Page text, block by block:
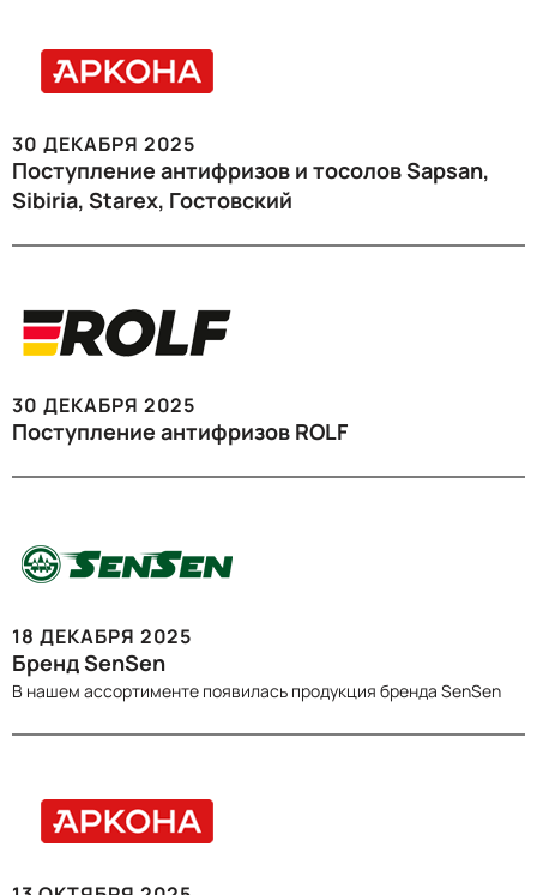
30 ДЕКАБРЯ 2025
Поступление антифризов и тосолов Sapsan,
Sibiria, Starex, Гостовский
30 ДЕКАБРЯ 2025
Поступление антифризов ROLF
18 ДЕКАБРЯ 2025
Бренд SenSen
В нашем ассортименте появилась продукция бренда SenSen